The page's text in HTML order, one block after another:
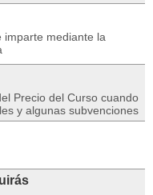
imparte mediante la
Precio del Curso cuando
y algunas subvenciones